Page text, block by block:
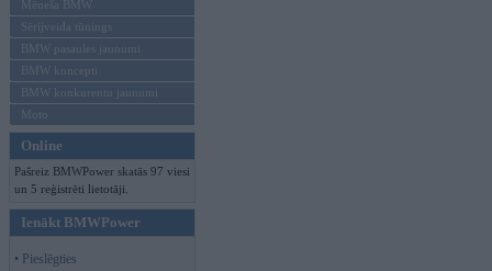
Mēneša BMW
Sērijveida tūnings
BMW pasaules jaunumi
BMW koncepti
BMW konkurentu jaunumi
Moto
Online
Pašreiz BMWPower skatās 97 viesi
un 5 reģistrēti lietotāji.
Ienākt BMWPower
• Pieslēgties